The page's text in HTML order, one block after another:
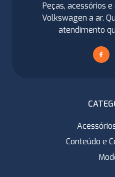
Peças, acessórios
Volkswagen a ar.
atendimento
Conteúdo e